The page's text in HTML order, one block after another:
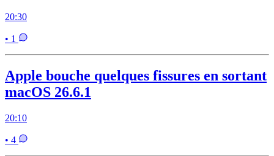
20:30
• 1
Apple bouche quelques fissures en sortant
macOS 26.6.1
20:10
• 4